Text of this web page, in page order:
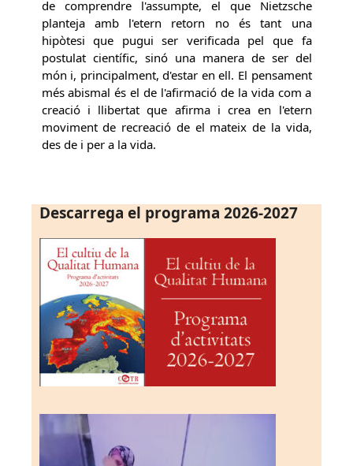
de comprendre l'assumpte, el que Nietzsche
planteja amb l'etern retorn no és tant una
hipòtesi que pugui ser verificada pel que fa
postulat científic, sinó una manera de ser del
món i, principalment, d'estar en ell. El pensament
més abismal és el de l'afirmació de la vida com a
creació i llibertat que afirma i crea en l'etern
moviment de recreació de el mateix de la vida,
des de i per a la vida.
Descarrega el programa 2026-2027